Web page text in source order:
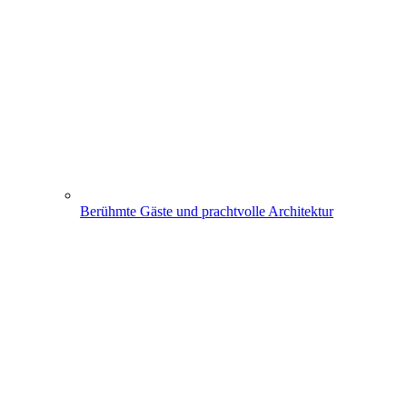
Berühmte Gäste und prachtvolle Architektur